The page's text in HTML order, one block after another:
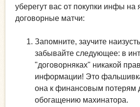
уберегут вас от покупки инфы на
договорные матчи:
Запомните, заучите
забывайте следующее: в
"договорняках" никакой
информации! Это
она к финансовым потерям
обогащению махинатора.